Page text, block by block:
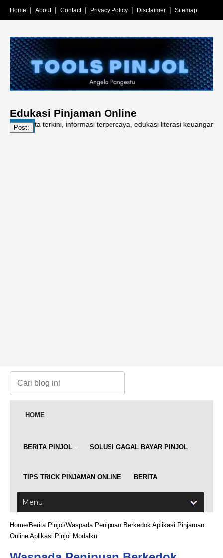
Home About Contact Privacy Policy Disclaimer Sitemap
Edukasi Pinjaman Online
Post:
terkini, informasi terpercaya, edukasi literasi keuangan,
HOME
BERITA PINJOL SOLUSI GAGAL BAYAR PINJOL
TIPS TRICK PINJAMAN ONLINE BERITA
Home/Berita Pinjol /Waspada Penipuan Berkedok Aplikasi Pinjaman
Online Aplikasi Pinjol Modalku